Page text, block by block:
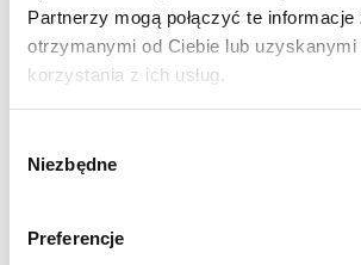
Partnerzy mogą połączyć te
otrzymanymi od Ciebie lub uzyskanymi
korzystania z ich usług.
zgody
Niezbędne
Preferencje
oliwa do smażenia
sól, pieprz, ewentualnie inne
naprawdę miękko ugotowana,
kotlety będą się rozpadać w